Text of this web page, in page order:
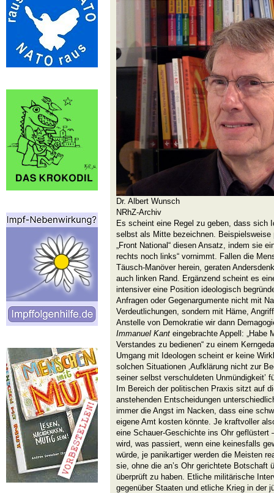
Dr. Albert Wunsch
NRhZ-Archiv
Es scheint eine Regel zu geben, dass sich
selbst als Mitte bezeichnen.
„Front National“ diesen Ansatz, indem sie
rechts noch links“ vornimmt. Fallen die
Täusch-Manöver herein, geraten
auch linken Rand. Ergänzend scheint es
intensiver eine Position ideologisch
Anfragen oder Gegenargumente nicht mit
Verdeutlichungen, sondern mit Häme,
Anstelle von Demokratie wir dann
Immanuel Kant eingebrachte Appell: „Habe
Verstandes zu bedienen“ zu einem
Umgang mit Ideologen scheint er keine
solchen Situationen ‚Aufklärung nicht zur
seiner selbst verschuldeten Unmündigkeit’
Im Bereich der politischen Praxis sitzt auf
anstehenden Entscheidungen
immer die Angst im Nacken, dass eine
eigene Amt kosten könnte. Je kraftvoller
eine Schauer-Geschichte ins Ohr geflüstert
wird, was passiert, wenn eine keinesfalls
würde, je panikartiger werden die Meisten
sie, ohne die an’s Ohr gerichtete Botschaft
überprüft zu haben. Etliche militärische
gegenüber Staaten und etliche Krieg in der